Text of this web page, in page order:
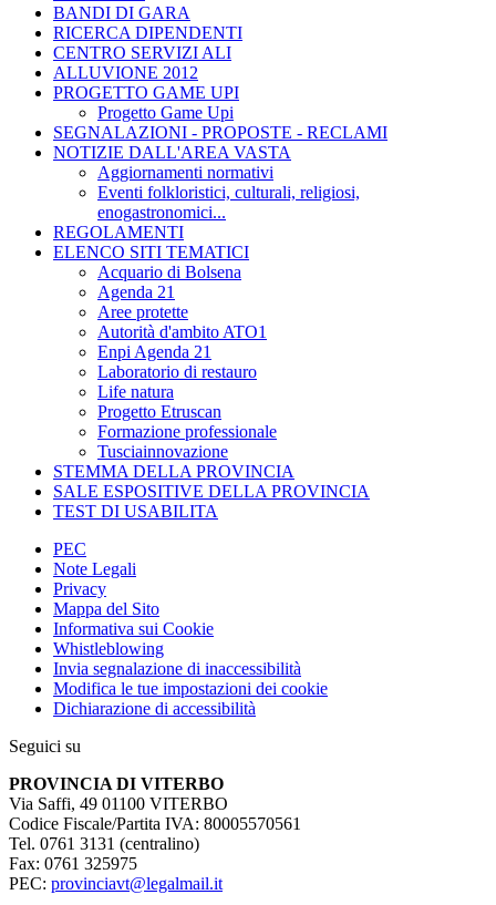
BANDI DI GARA
RICERCA DIPENDENTI
CENTRO SERVIZI ALI
ALLUVIONE 2012
PROGETTO GAME UPI
Progetto Game Upi
SEGNALAZIONI - PROPOSTE - RECLAMI
NOTIZIE DALL'AREA VASTA
Aggiornamenti normativi
Eventi folkloristici, culturali, religiosi,
enogastronomici...
REGOLAMENTI
ELENCO SITI TEMATICI
Acquario di Bolsena
Agenda 21
Aree protette
Autorità d'ambito ATO1
Enpi Agenda 21
Laboratorio di restauro
Life natura
Progetto Etruscan
Formazione professionale
Tusciainnovazione
STEMMA DELLA PROVINCIA
SALE ESPOSITIVE DELLA PROVINCIA
TEST DI USABILITA
PEC
Note Legali
Privacy
Mappa del Sito
Informativa sui Cookie
Whistleblowing
Invia segnalazione di inaccessibilità
Modifica le tue impostazioni dei cookie
Dichiarazione di accessibilità
Seguici su
PROVINCIA DI VITERBO
Via Saffi, 49 01100 VITERBO
Codice Fiscale/Partita IVA: 80005570561
Tel. 0761 3131 (centralino)
Fax: 0761 325975
PEC: provinciavt@legalmail.it